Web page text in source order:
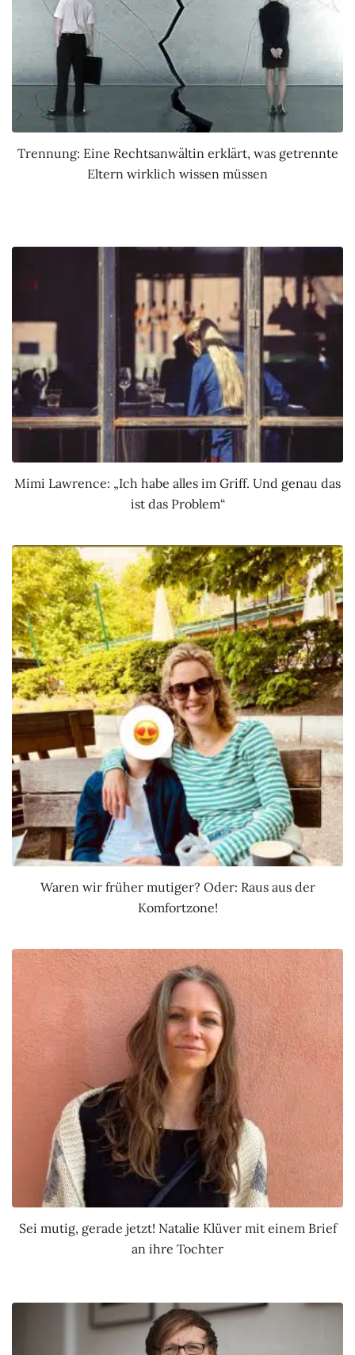
Trennung: Eine Rechtsanwältin erklärt, was getrennte
Eltern wirklich wissen müssen
Mimi Lawrence: „Ich habe alles im Griff. Und genau das
ist das Problem“
Waren wir früher mutiger? Oder: Raus aus der
Komfortzone!
Sei mutig, gerade jetzt! Natalie Klüver mit einem Brief
an ihre Tochter